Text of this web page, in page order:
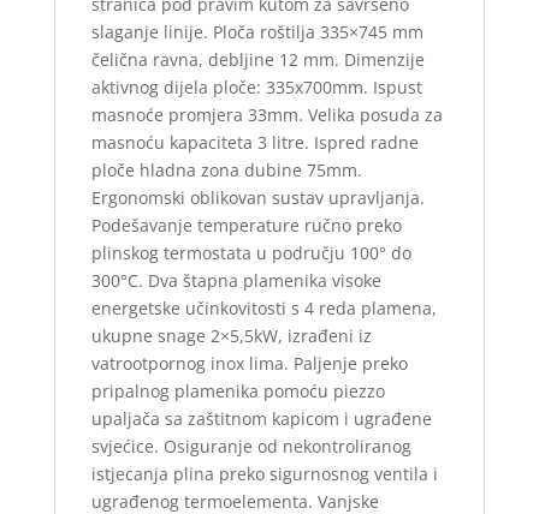
slaganje linije. Ploča roštilja 335×745 mm
čelična ravna, debljine 12 mm. Dimenzije
aktivnog dijela ploče: 335x700mm. Ispust
masnoće promjera 33mm. Velika posuda za
masnoću kapaciteta 3 litre. Ispred radne
ploče hladna zona dubine 75mm.
Ergonomski oblikovan sustav upravljanja.
Podešavanje temperature ručno preko
plinskog termostata u području 100° do
300°C. Dva štapna plamenika visoke
energetske učinkovitosti s 4 reda plamena,
ukupne snage 2×5,5kW, izrađeni iz
vatrootpornog inox lima. Paljenje preko
pripalnog plamenika pomoću piezzo
upaljača sa zaštitnom kapicom i ugrađene
svjećice. Osiguranje od nekontroliranog
istjecanja plina preko sigurnosnog ventila i
ugrađenog termoelementa. Vanjske